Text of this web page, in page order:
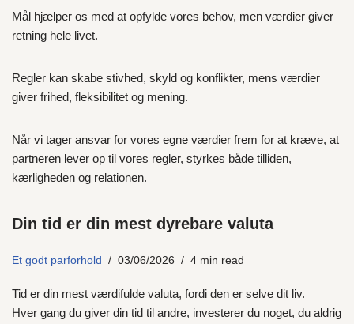
Mål hjælper os med at opfylde vores behov, men værdier giver
retning hele livet.
Regler kan skabe stivhed, skyld og konflikter, mens værdier
giver frihed, fleksibilitet og mening.
Når vi tager ansvar for vores egne værdier frem for at kræve, at
partneren lever op til vores regler, styrkes både tilliden,
kærligheden og relationen.
Din tid er din mest dyrebare valuta
Et godt parforhold 03/06/2026 4 min read
Tid er din mest værdifulde valuta, fordi den er selve dit liv.
Hver gang du giver din tid til andre, investerer du noget, du aldrig